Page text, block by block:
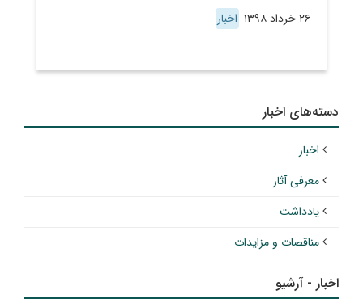
۲۶ خرداد ۱۳۹۸ اخبار
دسته‌های اخبار
اخبار
معرفی آثار
یادداشت
مناقصات و مزایدات
اخبار - آرشیو